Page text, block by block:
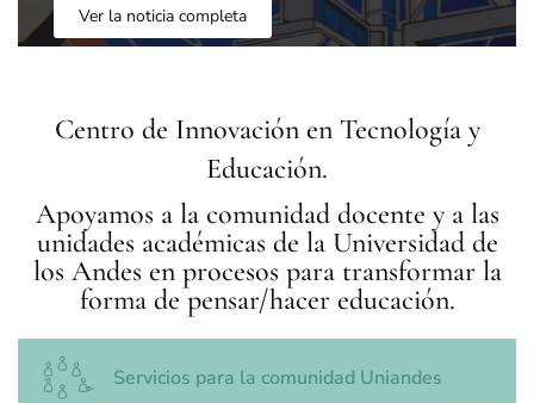
Ver la noticia completa
Centro de Innovación en Tecnología y
Educación.
Apoyamos a la comunidad docente y a las
unidades académicas de la Universidad de
los Andes en procesos para transformar la
forma de pensar/hacer educación.
Servicios para la comunidad Uniandes